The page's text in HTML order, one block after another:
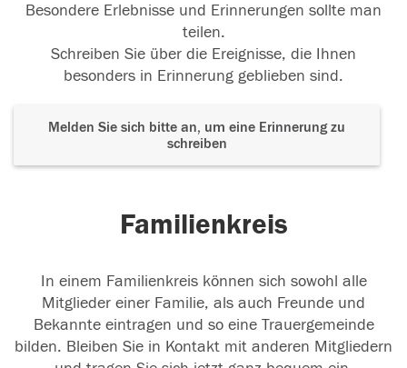
Besondere Erlebnisse und Erinnerungen sollte man
teilen.
Schreiben Sie über die Ereignisse, die Ihnen
besonders in Erinnerung geblieben sind.
Melden Sie sich bitte an, um eine Erinnerung zu
schreiben
Familienkreis
In einem Familienkreis können sich sowohl alle
Mitglieder einer Familie, als auch Freunde und
Bekannte eintragen und so eine Trauergemeinde
bilden. Bleiben Sie in Kontakt mit anderen Mitgliedern